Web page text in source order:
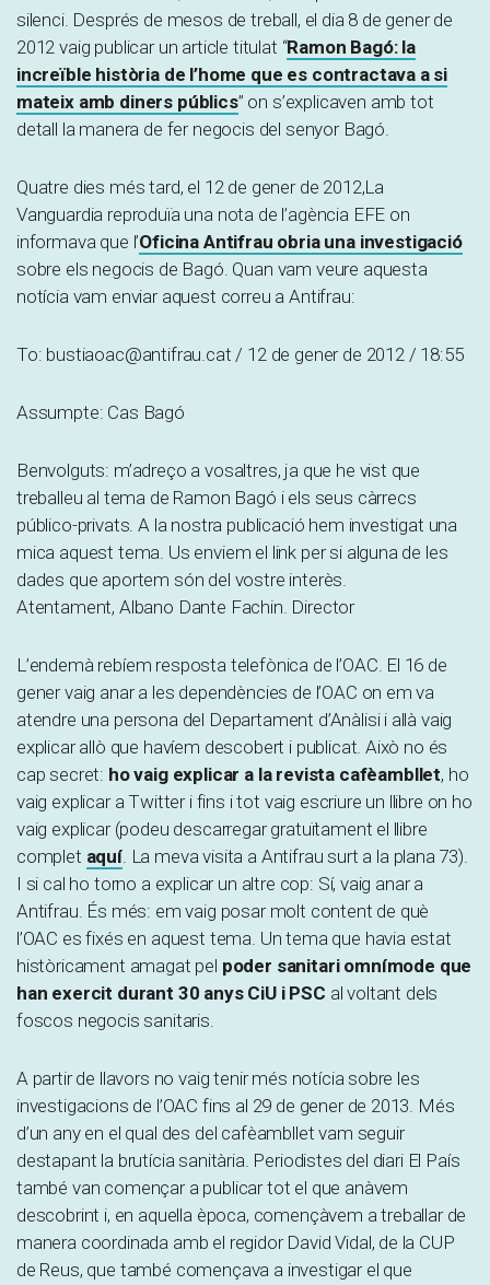
silenci. Després de mesos de treball, el dia 8 de gener de
2012 vaig publicar un article titulat “Ramon Bagó: la
increïble història de l’home que es contractava a si
mateix amb diners públics” on s’explicaven amb tot
detall la manera de fer negocis del senyor Bagó.
Quatre dies més tard, el 12 de gener de 2012,La
Vanguardia reproduïa una nota de l’agència EFE on
informava que l’Oficina Antifrau obria una investigació
sobre els negocis de Bagó. Quan vam veure aquesta
notícia vam enviar aquest correu a Antifrau:
To: bustiaoac@antifrau.cat / 12 de gener de 2012 / 18:55
Assumpte: Cas Bagó
Benvolguts: m’adreço a vosaltres, ja que he vist que
treballeu al tema de Ramon Bagó i els seus càrrecs
público-privats. A la nostra publicació hem investigat una
mica aquest tema. Us enviem el link per si alguna de les
dades que aportem són del vostre interès.
Atentament, Albano Dante Fachin. Director
L’endemà rebíem resposta telefònica de l’OAC. El 16 de
gener vaig anar a les dependències de l’OAC on em va
atendre una persona del Departament d’Anàlisi i allà vaig
explicar allò que havíem descobert i publicat. Això no és
cap secret: ho vaig explicar a la revista cafèambllet, ho
vaig explicar a Twitter i fins i tot vaig escriure un llibre on ho
vaig explicar (podeu descarregar gratuïtament el llibre
complet aquí. La meva visita a Antifrau surt a la plana 73).
I si cal ho torno a explicar un altre cop: Sí, vaig anar a
Antifrau. És més: em vaig posar molt content de què
l’OAC es fixés en aquest tema. Un tema que havia estat
històricament amagat pel poder sanitari omnímode que
han exercit durant 30 anys CiU i PSC al voltant dels
foscos negocis sanitaris.
A partir de llavors no vaig tenir més notícia sobre les
investigacions de l’OAC fins al 29 de gener de 2013. Més
d’un any en el qual des del cafèambllet vam seguir
destapant la brutícia sanitària. Periodistes del diari El País
també van començar a publicar tot el que anàvem
descobrint i, en aquella època, començàvem a treballar de
manera coordinada amb el regidor David Vidal, de la CUP
de Reus, que també començava a investigar el que